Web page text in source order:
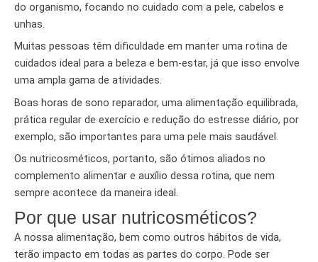
do organismo, focando no cuidado com a pele, cabelos e
unhas.
Muitas pessoas têm dificuldade em manter uma rotina de
cuidados ideal para a beleza e bem-estar, já que isso envolve
uma ampla gama de atividades.
Boas horas de sono reparador, uma alimentação equilibrada,
prática regular de exercício e redução do estresse diário, por
exemplo, são importantes para uma pele mais saudável.
Os nutricosméticos, portanto, são ótimos aliados no
complemento alimentar e auxílio dessa rotina, que nem
sempre acontece da maneira ideal.
Por que usar nutricosméticos?
A nossa alimentação, bem como outros hábitos de vida,
terão impacto em todas as partes do corpo. Pode ser